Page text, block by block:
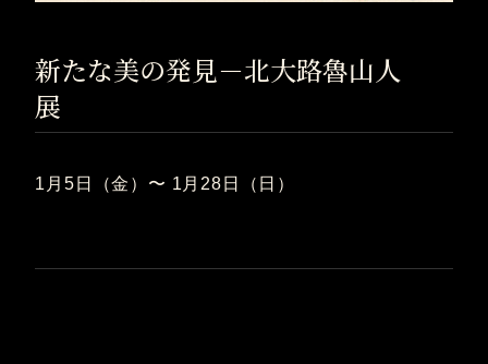
新たな美の発見－北大路魯山人
展
1月5日（金）〜 1月28日（日）